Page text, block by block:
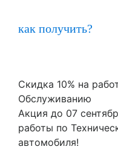
как получить?
Скидка 10% на
Обслуживанию
Акция до 07
работы по
автомобиля!